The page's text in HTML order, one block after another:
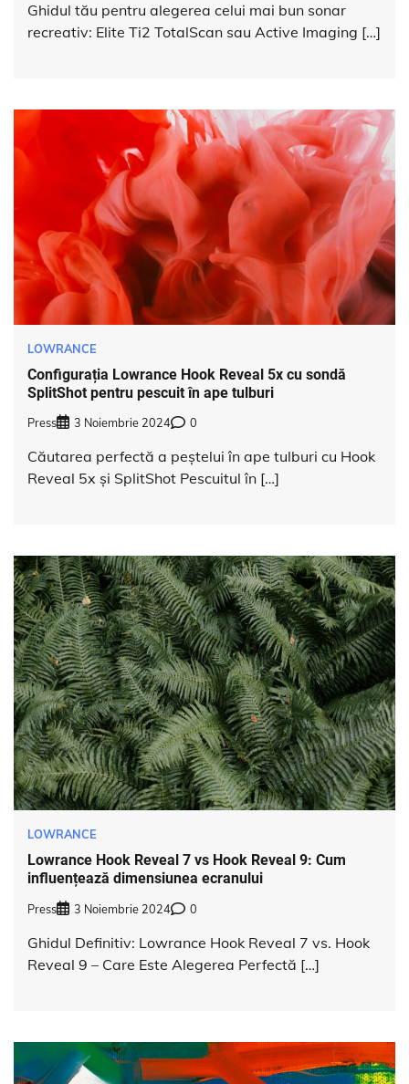
Ghidul tău pentru alegerea celui mai bun sonar
recreativ: Elite Ti2 TotalScan sau Active Imaging […]
LOWRANCE
Configurația Lowrance Hook Reveal 5x cu sondă
SplitShot pentru pescuit în ape tulburi
Press 3 Noiembrie 2024 0
Căutarea perfectă a peștelui în ape tulburi cu Hook
Reveal 5x și SplitShot Pescuitul în […]
LOWRANCE
Lowrance Hook Reveal 7 vs Hook Reveal 9: Cum
influențează dimensiunea ecranului
Press 3 Noiembrie 2024 0
Ghidul Definitiv: Lowrance Hook Reveal 7 vs. Hook
Reveal 9 – Care Este Alegerea Perfectă […]